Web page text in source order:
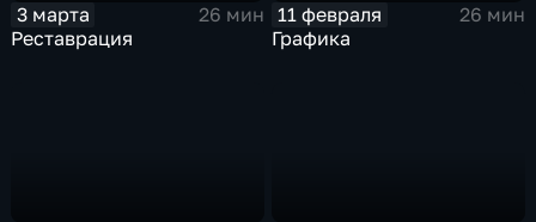
3 марта
26 мин
Реставрация
11 февраля
26 мин
Графика